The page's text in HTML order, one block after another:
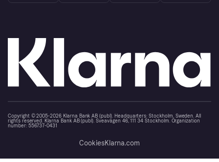
Copyright © 2005-2026 Klarna Bank AB (publ). Headquarters: Stockholm, Sweden. All
rights reserved. Klarna Bank AB (publ). Sveavägen 46, 111 34 Stockholm. Organization
number: 556737-0431
CookiesKlarna.com